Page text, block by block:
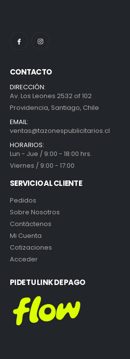
CONTACTO
DIRECCIÓN:
Av. Los Leones 2532 of 102
Providencia, Santiago, Chile
EMAIL:
ventas@tazonespublicitarios.cl
HORARIOS:
Lun - Jue / 9:00 - 18:00 hrs.
Viernes / 9:00 - 17:00
SERVICIO AL CLIENTE
Pedidos
Sobre Nosotros
Contáctenos
Mi Cuenta
Cotizaciones
Acceder
PIDE TU LINK DE PAGO